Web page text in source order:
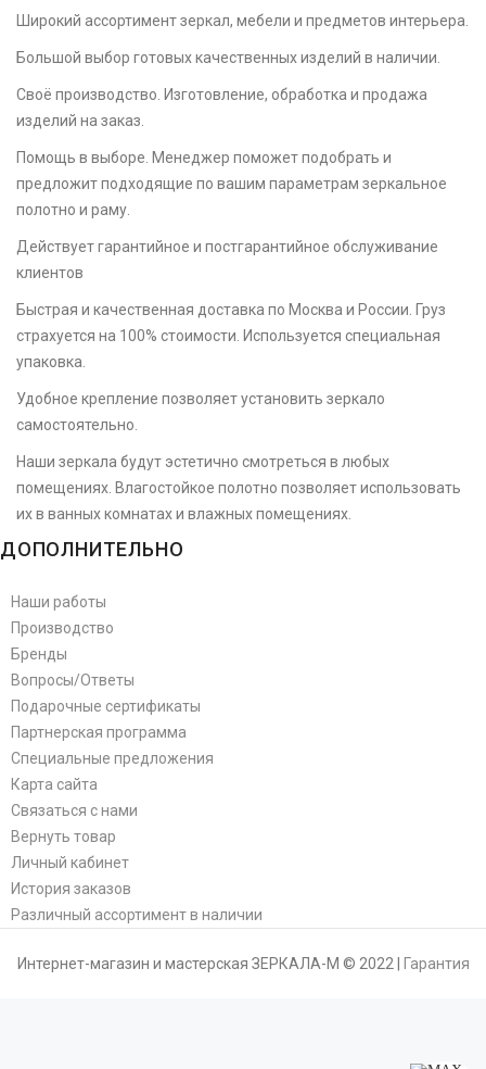
Широкий ассортимент зеркал, мебели и предметов интерьера.
Большой выбор готовых качественных изделий в наличии.
Своё производство. Изготовление, обработка и продажа
изделий на заказ.
Помощь в выборе. Менеджер поможет подобрать и
предложит подходящие по вашим параметрам зеркальное
полотно и раму.
Действует гарантийное и постгарантийное обслуживание
клиентов
Быстрая и качественная доставка по Москва и России. Груз
страхуется на 100% стоимости. Используется специальная
упаковка.
Удобное крепление позволяет установить зеркало
самостоятельно.
Наши зеркала будут эстетично смотреться в любых
помещениях. Влагостойкое полотно позволяет использовать
их в ванных комнатах и влажных помещениях.
ДОПОЛНИТЕЛЬНО
Наши работы
Производство
Бренды
Вопросы/Ответы
Подарочные сертификаты
Партнерская программа
Специальные предложения
Карта сайта
Связаться с нами
Вернуть товар
Личный кабинет
История заказов
Различный ассортимент в наличии
Интернет-магазин и мастерская ЗЕРКАЛА-М © 2022 | Гарантия